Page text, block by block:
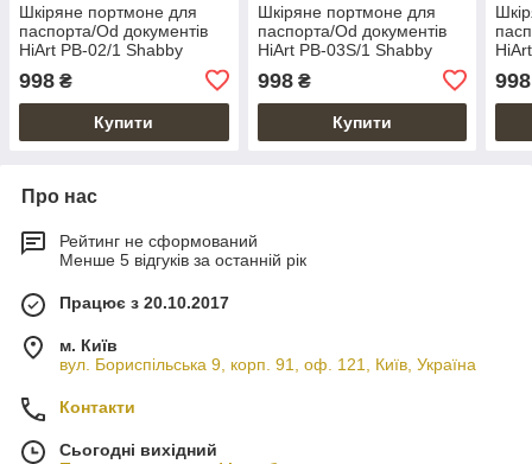
Шкіряне портмоне для
паспорта/Od документів
HiArt PB-02/1 Shabby
Map"
998 ₴
Купити
Шкіряне портмоне для
паспорта/Od документів
HiArt PB-03S/1 Shabby
the world"
998₴
Купити
of
998
Про нас
Рейтинг не сформований
Менше 5 відгуків за останній рік
Працює з 20.10.2017
м. Київ
вул. Бориспільська 9, корп. 91, оф. 121, Київ, Україна
Контакти
Сьогодні вихідний